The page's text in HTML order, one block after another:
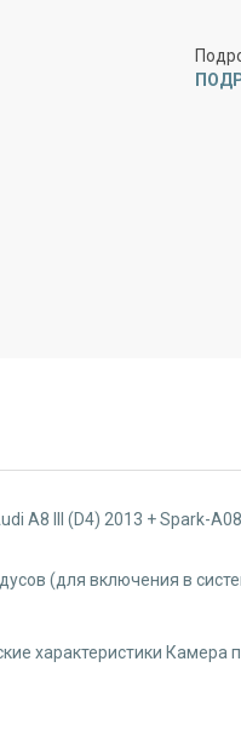
A8 III (D4) 2013 + Spark-
(для включения в
характеристики Камера